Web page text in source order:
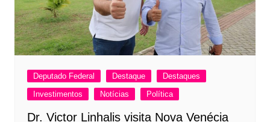
Deputado Federal Destaque
Destaques
Investimentos
Notícias Política
Dr. Victor Linhalis visita Nova Venécia